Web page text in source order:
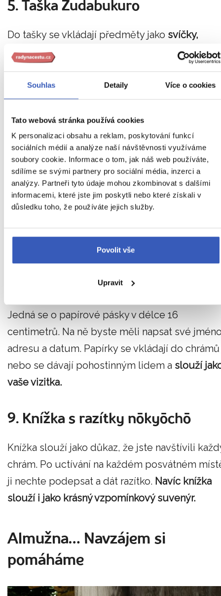
Souhlas Detaily Více o cookies
Tato webová stránka používá cookies
K personalizaci obsahu a reklam, poskytování funkcí
sociálních médií a analýze naší návštěvnosti využíváme
soubory cookie. Informace o tom, jak náš web používáte,
sdílíme se svými partnery pro sociální média, inzerci a
analýzy. Partneři tyto údaje mohou zkombinovat s dalšími
informacemi, které jste jim poskytli nebo které získali v
důsledku toho, že používáte jejich služby.
Povolit vše
Upravit
5. Taška Zudabukuro
Do tašky se vkládají předměty jako svíčky,
kadidlo, jmenovky, poutní kniha atd.
6. Štola Wagesa
Štola je symbolem celého buddhistického
roucha. Můžete si vybrat barvu, která se vám
líbí.Jejím nošením dokazujete úctu a pokoru k
tradicím a chrámům.
7. Dřevěná hůl kongōzue
vede poutníky kolem trasy.
8. Nameslips osamefud
Jedná se o papírové pásky v délce 16
centimetrů. Na ně byste měli napsat své
adresu a datum. Papírky se vkládají do chrámů
nebo se dávají pohostinným lidem a slouží
vaše vizitka.
9. Knížka s razítky nōkyōchō
Knížka slouží jako důkaz, že jste navštívili
chrám. Po uctívání na každém posvátném
ji nechte podepsat a dát razítko. Navíc knížka
slouží i jako krásný vzpomínkový suvenýr.
Almužna… Navzájem si
pomáháme